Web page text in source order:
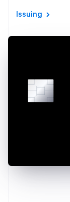
Issuing